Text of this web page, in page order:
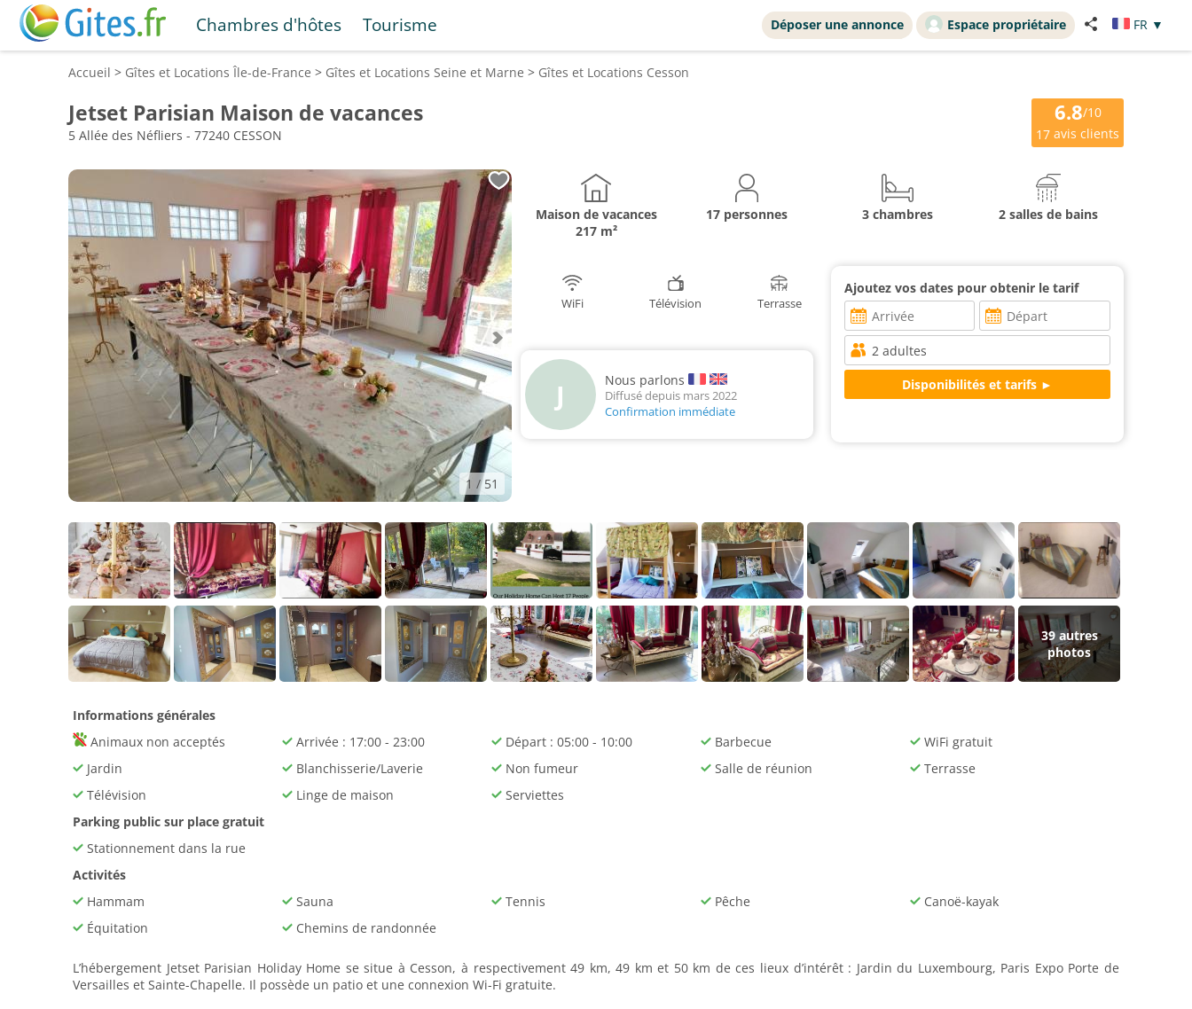
Chambres d'hôtes Tourisme Déposer une annonce Espace propriétaire FR ▼
Accueil > Gîtes et Locations Île-de-France > Gîtes et Locations Seine et Marne > Gîtes et Locations Cesson
6.8/10
17 avis clients
Jetset Parisian Maison de vacances
5 Allée des Néfliers - 77240 CESSON
1 / 51
Maison de vacances
217 m²
17 personnes 3 chambres 2 salles de bains
WiFi Télévision Terrasse
Ajoutez vos dates pour obtenir le tarif
J Nous parlons
Diffusé depuis mars 2022
Confirmation immédiate
39autres
photos
Informations générales
Animaux non acceptés
Arrivée : 17:00 - 23:00 Départ : 05:00 - 10:00 Barbecue
WiFi gratuit
Jardin
Blanchisserie/Laverie Non fumeur Salle de réunion
Terrasse
Télévision
Linge de maison
Serviettes
Parking public sur place gratuit
Stationnement dans la rue
Activités
Hammam
Sauna Tennis Pêche
Canoë-kayak
Équitation
Chemins de randonnée
L’hébergement Jetset Parisian Holiday Home se situe à Cesson, à respectivement 49 km, 49 km et 50 km de ces lieux d’intérêt : Jardin du Luxembourg, Paris Expo Porte de
Versailles et Sainte-Chapelle. Il possède un patio et une connexion Wi-Fi gratuite.